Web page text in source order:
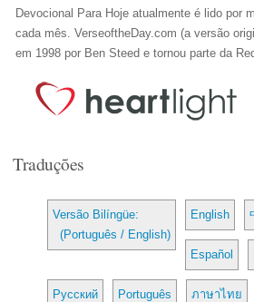
Devocional Para Hoje atualmente é lido por
cada mês. VerseoftheDay.com (a versão
em 1998 por Ben Steed e tornou parte da
Traduções
Versão Bilíngüe:
(Português / English)
English
Español
Русский Português ภาษาไทย